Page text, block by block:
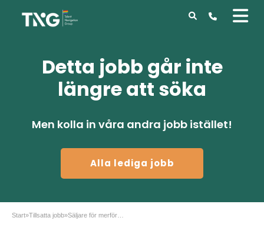
Detta jobb går inte
längre att söka
Men kolla in våra andra jobb istället!
Alla lediga jobb
Start»Tillsatta jobb»